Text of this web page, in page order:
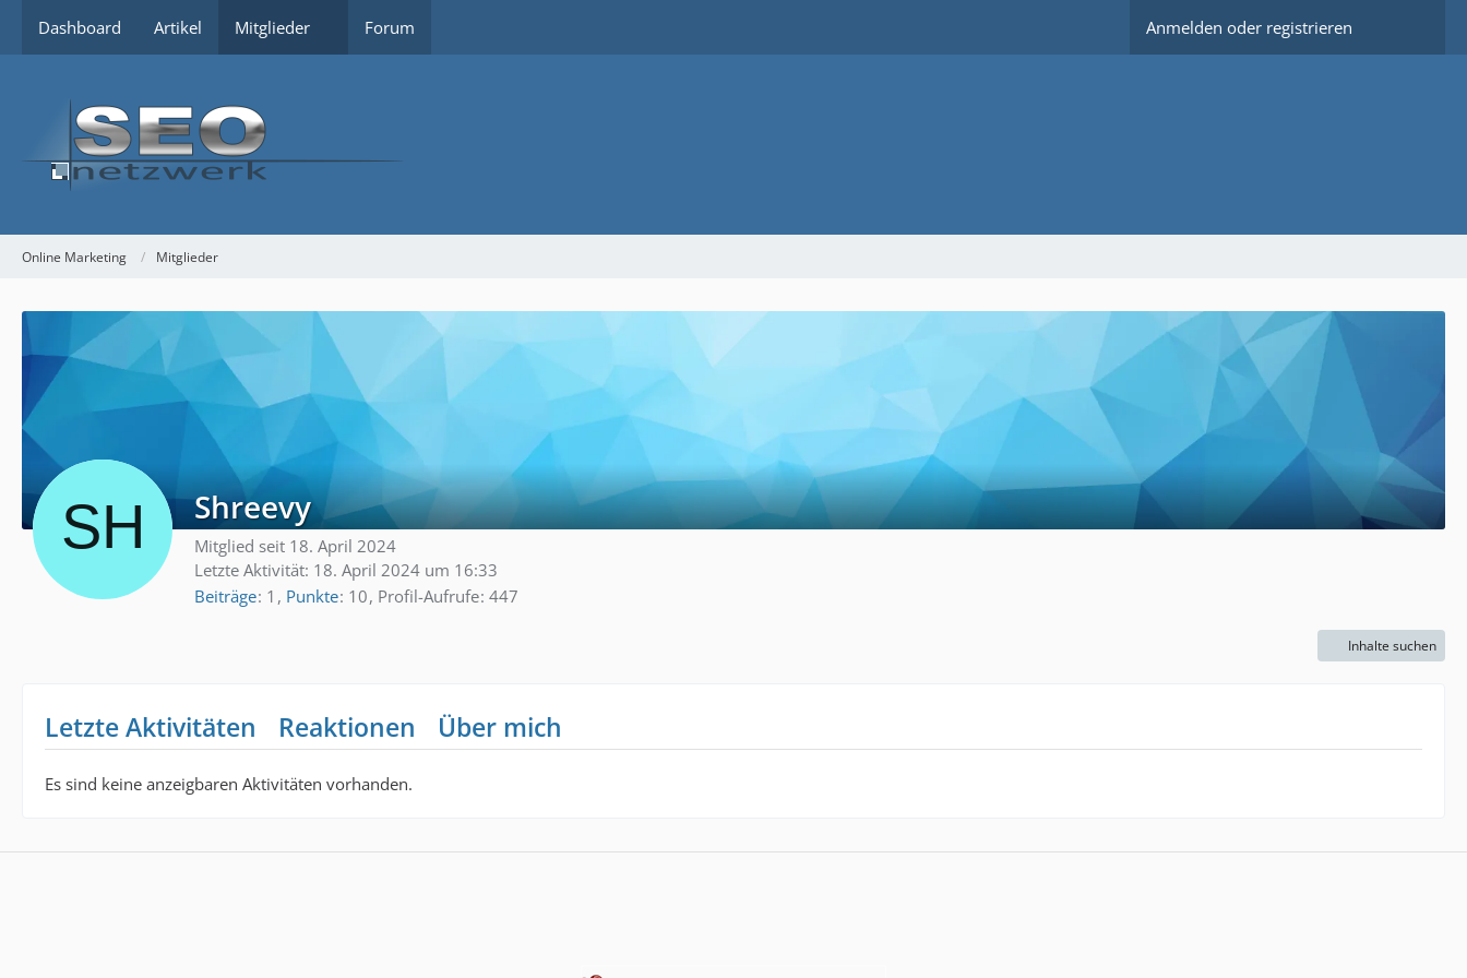
Dashboard Artikel Mitglieder Forum Anmelden oder registrieren
Online Marketing Mitglieder
Shreevy
Mitglied seit 18. April 2024
Letzte Aktivität: 18. April 2024 um 16:33
Beiträge 1 Punkte 10 Profil-Aufrufe 447
Inhalte suchen
Letzte Aktivitäten Reaktionen Über mich
Es sind keine anzeigbaren Aktivitäten vorhanden.